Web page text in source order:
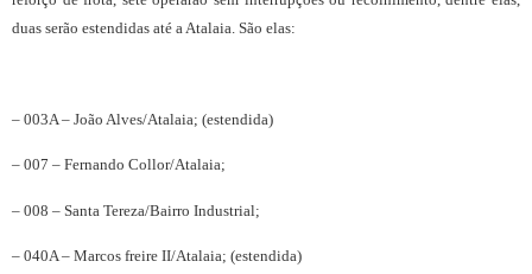
duas serão estendidas até a Atalaia. São elas:
– 003A – João Alves/Atalaia; (estendida)
– 007 – Fernando Collor/Atalaia;
– 008 – Santa Tereza/Bairro Industrial;
– 040A – Marcos freire II/Atalaia; (estendida)